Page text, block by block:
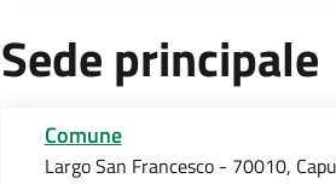
Sede principale
Comune
Largo San Francesco - 70010,